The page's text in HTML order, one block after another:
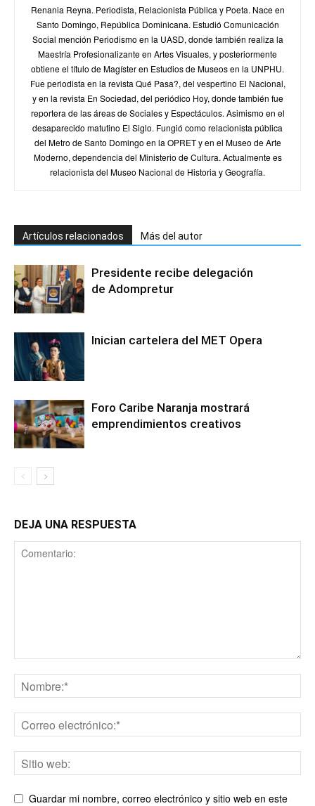
Renania Reyna. Periodista, Relacionista Pública y Poeta. Nace en
Santo Domingo, República Dominicana. Estudió Comunicación
Social mención Periodismo en la UASD, donde también realiza la
Maestría Profesionalizante en Artes Visuales, y posteriormente
obtiene el título de Magíster en Estudios de Museos en la UNPHU.
Fue periodista en la revista Qué Pasa?, del vespertino El Nacional,
y en la revista En Sociedad, del periódico Hoy, donde también fue
reportera de las áreas de Sociales y Espectáculos. Asimismo en el
desaparecido matutino El Siglo. Fungió como relacionista pública
del Metro de Santo Domingo en la OPRET y en el Museo de Arte
Moderno, dependencia del Ministerio de Cultura. Actualmente es
relacionista del Museo Nacional de Historia y Geografía.
Artículos relacionados Más del autor
Presidente recibe delegación
de Adompretur
Inician cartelera del MET Opera
Foro Caribe Naranja mostrará
emprendimientos creativos
DEJA UNA RESPUESTA
Guardar mi nombre, correo electrónico y sitio web en este